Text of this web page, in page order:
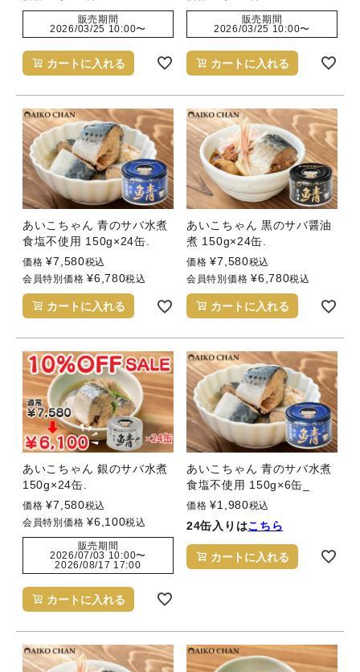
販売期間
2026/03/25 10:00〜
カートに入れる
販売期間
2026/03/25 10:00〜
カートに入れる
あいこちゃん 青のサバ水煮
食塩不使用 150g×24缶.
価格 ¥7,580税込
会員特別価格 ¥6,780税込
カートに入れる
あいこちゃん 黒のサバ醤油
煮 150g×24缶.
価格 ¥7,580税込
会員特別価格 ¥6,780税込
カートに入れる
あいこちゃん 銀のサバ水煮
150g×24缶.
価格 ¥7,580税込
会員特別価格 ¥6,100税込
販売期間
2026/07/03 10:00〜
2026/08/17 17:00
カートに入れる
あいこちゃん 青のサバ水煮
食塩不使用 150g×6缶_
価格 ¥1,980税込
24缶入りはこちら
カートに入れる